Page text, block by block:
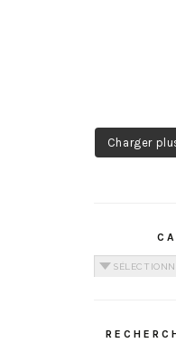
Charger
Catégories